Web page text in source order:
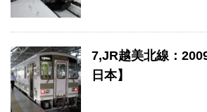
7,JR越美北線：
日本】